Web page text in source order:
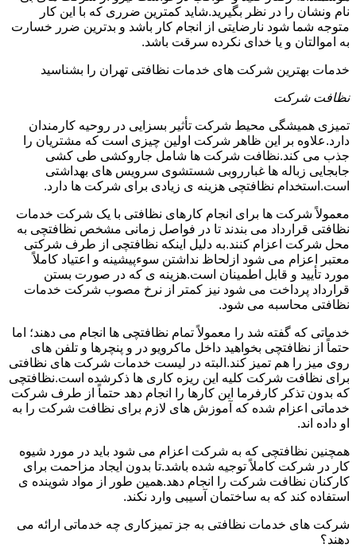
نام ونشان را در نظر بگیرید.شاید کمترین ضرری که با این کار
متوجه شما شود نارضایتی از انجام کار باشد و بدترین ضرر خسارت
به اموالتان و یا خدای نکرده سرقت باشد.
خدمات بهترین شرکت های خدمات نظافتی تهران را بشناسید
نظافت شرکت
تمیزی همیشگی محیط شرکت تأثیر بسزایی در روحیه کارمندان
دارد.علاوه بر این ظاهر شرکت اولین چیزی است که مشتریان را
جذب می کند.نظافت شرکت ها شامل جاروکشی طی کشی
جابجایی زباله ها غبارروبی شستشوی سرویس های بهداشتی
است.استخدام نظافتچی هزینه ی زیادی برای شرکت ها دارد.
معمولاً شرکت ها برای انجام کارهای نظافتی با یک شرکت خدمات
نظافتی قرارداد می بندند تا در فواصل زمانی مشخص نظافتچی به
محل شرکت اعزام کنند.به دلیل اینکه نظافتچی از طرف شرکتی
معتبر اعزام می شود ازلحاظ نداشتن سوءپیشینه و اعتیاد کاملاً
مورد تأیید و قابل اطمینان است.هزینه ی که در صورت بستن
قرارداد پرداخت می شود نیز کمتر از نرخ مصوب شرکت خدمات
نظافتی محاسبه می شود.
خدماتی که گفته شد را معمولاً تمام نظافتچی ها انجام می دهند؛ اما
حتماً از نظافتچی بخواهید داخل ماکرویو در و پنچرها و تلفن های
روی میز را هم تمیز کند.البته در لیست خدمات شرکت های نظافتی
برای نظافت شرکت کلیه این ریزه کاری ها ذکرشده است.نظافتچی
که بدون تذکر کارفرما این کارها را انجام دهد حتماً از طرف شرکت
خدماتی اعزام شده که آموزش های لازم برای نظافت شرکت را به
او داده اند.
همچنین نظافتچی که به شرکت اعزام می شود باید در مورد شیوه
کار در شرکت کاملاً توجیه شده باشد.تا بدون ایجاد مزاحمت برای
کارکنان نظافت شرکت را انجام دهد.همین طور از مواد شوینده ی
استفاده کند که به ساختمان آسیبی وارد نکند.
شرکت های خدمات نظافتی به جز تمیزکاری چه خدماتی ارائه می
دهند؟